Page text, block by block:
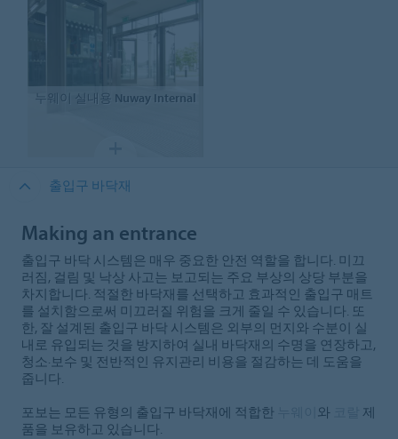
누웨이 실내용 Nuway Internal
출입구 바닥재
Making an entrance
출입구 바닥 시스템은 매우 중요한 안전 역할을 합니다. 미끄
러짐, 걸림 및 낙상 사고는 보고되는 주요 부상의 상당 부분을
차지합니다. 적절한 바닥재를 선택하고 효과적인 출입구 매트
를 설치함으로써 미끄러질 위험을 크게 줄일 수 있습니다. 또
한, 잘 설계된 출입구 바닥 시스템은 외부의 먼지와 수분이 실
내로 유입되는 것을 방지하여 실내 바닥재의 수명을 연장하고,
청소·보수 및 전반적인 유지관리 비용을 절감하는 데 도움을
줍니다.
포보는 모든 유형의 출입구 바닥재에 적합한
와
제
품을 보유하고 있습니다.